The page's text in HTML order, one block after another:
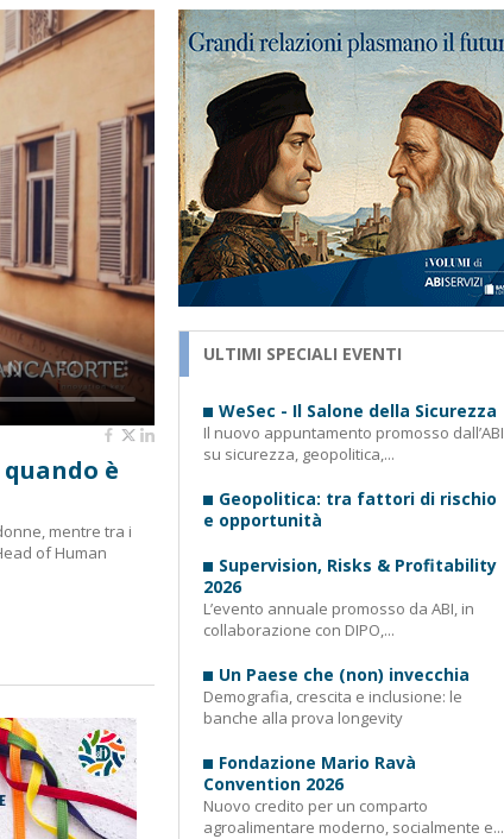
è
mentre tra i
of Human
ULTIMI SPECIALI EVENTI
WeSec - Il Salone della Sicurezza
Il nuovo appuntamento promosso dall’ABI
su sicurezza, geopolitica,...
Geopolitica: tra fattori di rischio
e opportunità
Supervision, Risks & Profitability
2026
L’evento annuale promosso da ABI, in
collaborazione con DIPO,...
Un Paese che (non) invecchia
Demografia, crescita e inclusione: le
banche alla prova longevity
Fondazione Mario Ravà
Convention 2026
Nuovo credito per un comparto
agroalimentare moderno, socialmente e...